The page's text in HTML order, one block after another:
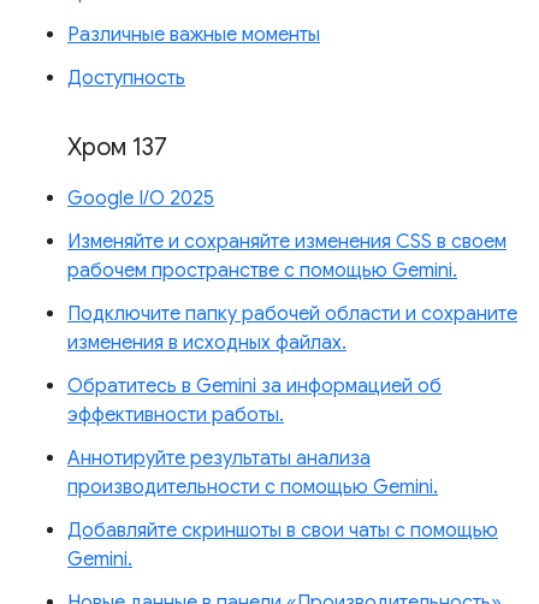
Различные важные моменты
Доступность
Хром 137
Google I/O 2025
Изменяйте и сохраняйте изменения CSS в своем
рабочем пространстве с помощью Gemini.
Подключите папку рабочей области и сохраните
изменения в исходных файлах.
Обратитесь в Gemini за информацией об
эффективности работы.
Аннотируйте результаты анализа
производительности с помощью Gemini.
Добавляйте скриншоты в свои чаты с помощью
Gemini.